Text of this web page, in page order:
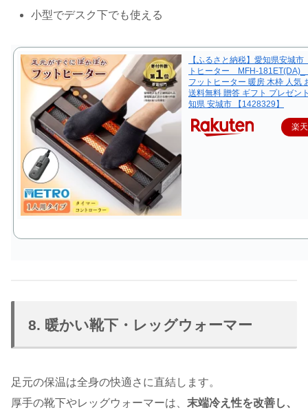
小型でデスク下でも使える
【ふるさと納税】愛知県安城
トヒーター MFH-181ET(DA)_
フットヒーター 暖房 木枠 人気
送料無料 贈答 ギフト プレゼン
知県 安城市 【1428329】
楽
8. 暖かい靴下・レッグウォーマー
足元の保温は全身の快適さに直結します。
厚手の靴下やレッグウォーマーは、 末端冷え性を改善し、